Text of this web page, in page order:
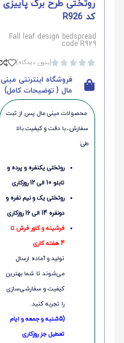
روتختی طرح برگ پاییزی
کد R926
Fall leaf design bedspread
code R929




(بدون دیدگاه)
فروشگاه اینترنتی مینی
مال { توضیحات کامل}
محصولات مینی‌ مال پس از ثبت
سفارش، با دقت و کیفیت بالا
طی:
روتختی یکنفره و پرده و
تابلو 10 الی 12 روزکاری
روتختی یک و نیم نفره و
دونفره 14 الی 16 روزکاری
فرشینه و کاور فرش تا
4 هفته کاری
تولید و آماده ارسال
می‌شوند تا شما بهترین
کیفیت و سفارشی‌سازی
را تجربه کنید.
(5شنبه و جمعه و ایام
تعطیل جز روزکاری